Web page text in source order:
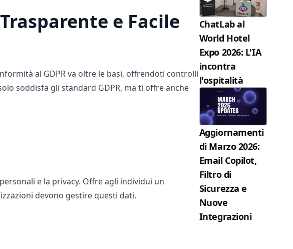
ChatLab al
World Hotel
Expo 2026: L'IA
incontra
l'ospitalità
Aggiornamenti
di Marzo 2026:
Email Copilot,
Filtro di
Sicurezza e
Nuove
Integrazioni
e Facile
al GDPR va oltre le basi, offrendoti controlli
soddisfa gli standard GDPR, ma ti offre anche
e la privacy. Offre agli individui un
devono gestire questi dati.